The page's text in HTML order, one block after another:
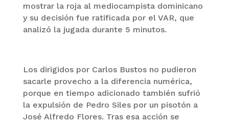
mostrar la roja al mediocampista dominicano
y su decisión fue ratificada por el VAR, que
analizó la jugada durante 5 minutos.
Los dirigidos por Carlos Bustos no pudieron
sacarle provecho a la diferencia numérica,
porque en tiempo adicionado también sufrió
la expulsión de Pedro Siles por un pisotón a
José Alfredo Flores. Tras esa acción se